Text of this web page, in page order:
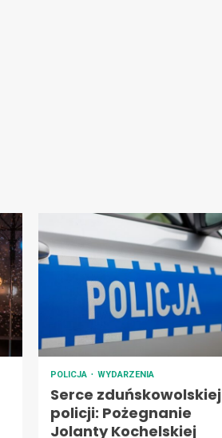
POLICJA WYDARZENIA
Serce zduńskowolskiej
policji: Pożegnanie
Jolanty Kochelskiej